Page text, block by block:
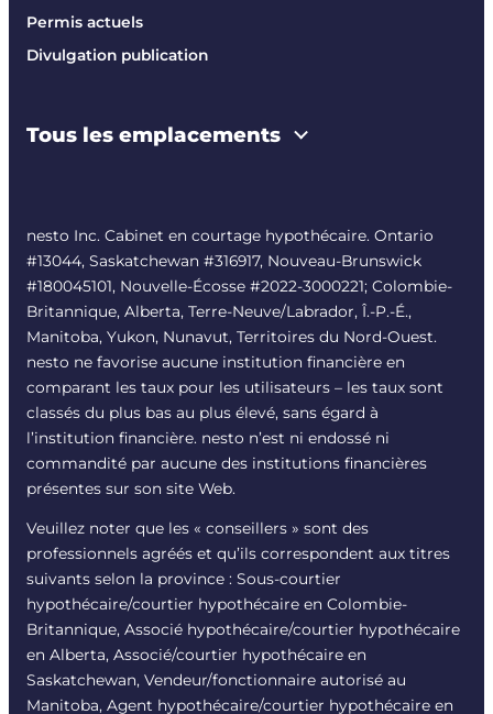
Permis actuels
Divulgation publication
Tous les emplacements
nesto Inc. Cabinet en courtage hypothécaire. Ontario
#13044, Saskatchewan #316917, Nouveau-Brunswick
#180045101, Nouvelle-Écosse #2022-3000221; Colombie-
Britannique, Alberta, Terre-Neuve/Labrador, Î.-P.-É.,
Manitoba, Yukon, Nunavut, Territoires du Nord-Ouest.
nesto ne favorise aucune institution financière en
comparant les taux pour les utilisateurs – les taux sont
classés du plus bas au plus élevé, sans égard à
l’institution financière. nesto n’est ni endossé ni
commandité par aucune des institutions financières
présentes sur son site Web.
Veuillez noter que les « conseillers » sont des
professionnels agréés et qu’ils correspondent aux titres
suivants selon la province : Sous-courtier
hypothécaire/courtier hypothécaire en Colombie-
Britannique, Associé hypothécaire/courtier hypothécaire
en Alberta, Associé/courtier hypothécaire en
Saskatchewan, Vendeur/fonctionnaire autorisé au
Manitoba, Agent hypothécaire/courtier hypothécaire en